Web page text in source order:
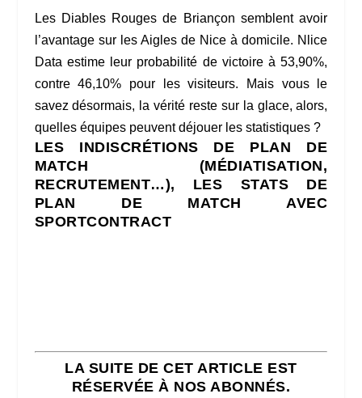
Les Diables Rouges de Briançon semblent avoir
l’avantage sur les Aigles de Nice à domicile. Nlice
Data estime leur probabilité de victoire à 53,90%,
contre 46,10% pour les visiteurs. Mais vous le
savez désormais, la vérité reste sur la glace, alors,
quelles équipes peuvent déjouer les statistiques ?
LES INDISCRÉTIONS DE PLAN DE
MATCH (MÉDIATISATION,
RECRUTEMENT…), LES STATS DE
PLAN DE MATCH AVEC
SPORTCONTRACT
LA SUITE DE CET ARTICLE EST
RÉSERVÉE À NOS ABONNÉS.